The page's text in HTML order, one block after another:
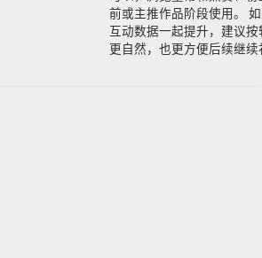
前或主推作品阶段使用。
互动数据一起提升，建议
更自然，也更方便后续继续